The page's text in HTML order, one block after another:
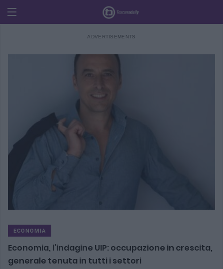
ECONOMIA
Economia, l’indagine UIP: occupazione in crescita,
generale tenuta in tutti i settori